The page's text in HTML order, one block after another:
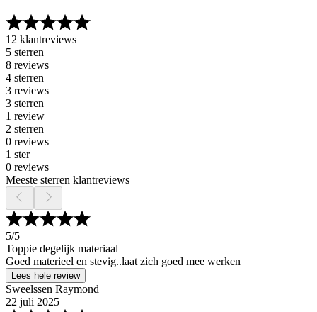
12 klantreviews
5 sterren
8 reviews
4 sterren
3 reviews
3 sterren
1 review
2 sterren
0 reviews
1 ster
0 reviews
Meeste sterren klantreviews
5/5
Toppie degelijk materiaal
Goed materieel en stevig..laat zich goed mee werken
Lees hele review
Sweelssen Raymond
22 juli 2025